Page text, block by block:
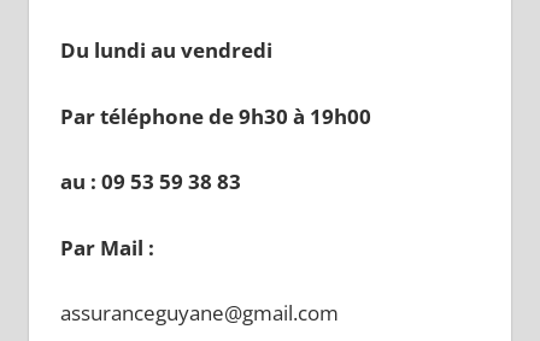
Du lundi au vendredi
Par téléphone de 9h30 à 19h00
au : 09 53 59 38 83
Par Mail :
assuranceguyane@gmail.com